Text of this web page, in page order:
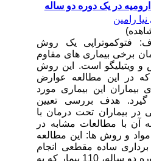
در یک دوره دو ساله
رامین
فتوکموتراپی یک روش
برخی بیماری های مقاوم
و ویتیلیگو است. این روش
در این مطالعه عوارض
این بیماری مورد
هدف بررسی تعیین
بیماران تحت درمان با
با مطالعات مشابه در
و روش ها: این مطالعه
ساده مقطعی انجام
شده است در یک دوره دو ساله، 110 بیمار که به